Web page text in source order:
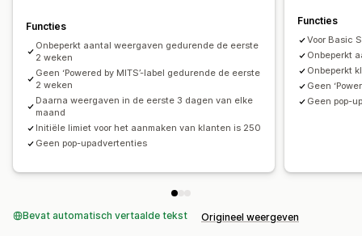
Lijst voor e-mailverzameling
Triggers en regels
Functies
Onbeperkt aantal weergaven gedurende de eerste
2 weken
Geen ‘Powered by MITS’-label gedurende de eerste
2 weken
Daarna weergaven in de eerste 3 dagen van elke
maand
Initiële limiet voor het aanmaken van klanten is 250
Geen pop-upadvertenties
Functies
Voor Basic
Onbeperkt
Onbeperkt
Geen
Geen pop-
Bevat automatisch vertaalde tekst Origineel weergeven